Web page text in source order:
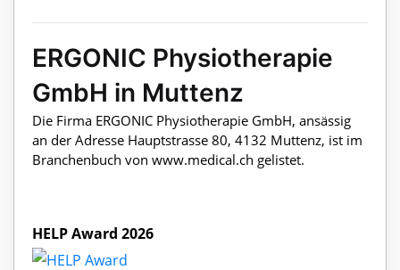
ERGONIC Physiotherapie
GmbH in Muttenz
Die Firma ERGONIC Physiotherapie GmbH, ansässig
an der Adresse Hauptstrasse 80, 4132 Muttenz, ist im
Branchenbuch von www.medical.ch gelistet.
HELP Award 2026